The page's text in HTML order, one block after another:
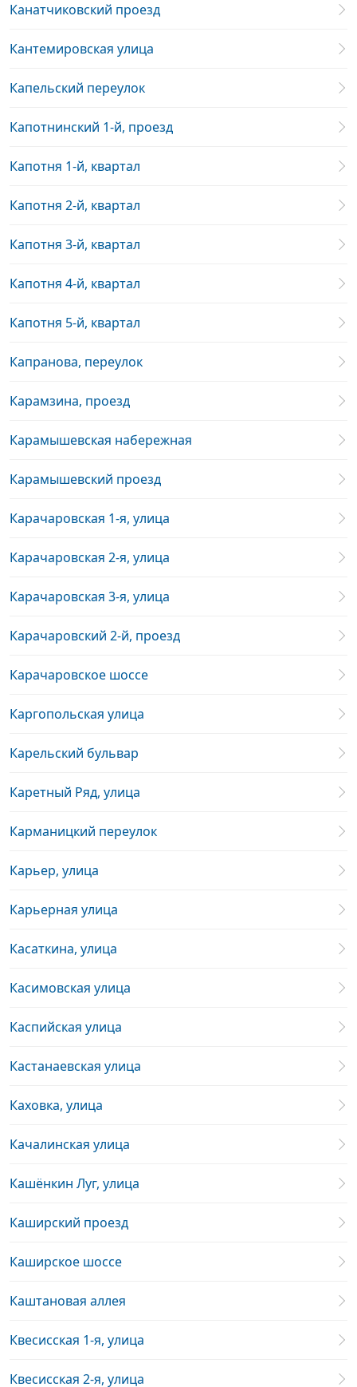
Канатчиковский проезд
Кантемировская улица
Капельский переулок
Капотнинский 1-й, проезд
Капотня 1-й, квартал
Капотня 2-й, квартал
Капотня 3-й, квартал
Капотня 4-й, квартал
Капотня 5-й, квартал
Капранова, переулок
Карамзина, проезд
Карамышевская набережная
Карамышевский проезд
Карачаровская 1-я, улица
Карачаровская 2-я, улица
Карачаровская 3-я, улица
Карачаровский 2-й, проезд
Карачаровское шоссе
Каргопольская улица
Карельский бульвар
Каретный Ряд, улица
Карманицкий переулок
Карьер, улица
Карьерная улица
Касаткина, улица
Касимовская улица
Каспийская улица
Кастанаевская улица
Каховка, улица
Качалинская улица
Кашёнкин Луг, улица
Каширский проезд
Каширское шоссе
Каштановая аллея
Квесисская 1-я, улица
Квесисская 2-я, улица